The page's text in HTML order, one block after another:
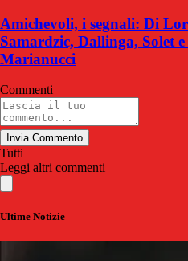
Amichevoli, i segnali: Di
Samardzic, Dallinga, Solet
Marianucci
Commenti
Invia Commento
Tutti
Leggi altri commenti
Ultime Notizie